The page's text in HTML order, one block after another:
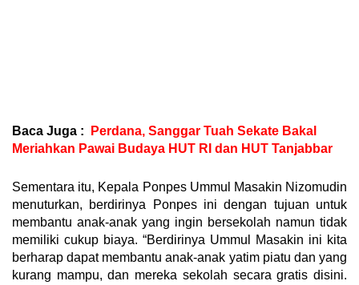
Baca Juga :
Perdana, Sanggar Tuah Sekate Bakal
Meriahkan Pawai Budaya HUT RI dan HUT Tanjabbar
Sementara itu, Kepala Ponpes Ummul Masakin Nizomudin
menuturkan, berdirinya Ponpes ini dengan tujuan untuk
membantu anak-anak yang ingin bersekolah namun tidak
memiliki cukup biaya. “Berdirinya Ummul Masakin ini kita
berharap dapat membantu anak-anak yatim piatu dan yang
kurang mampu, dan mereka sekolah secara gratis disini.